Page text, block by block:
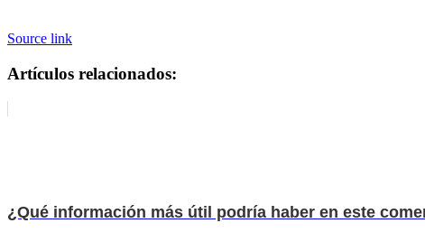
Source link
Artículos relacionados:
¿Qué información más útil podría haber en este